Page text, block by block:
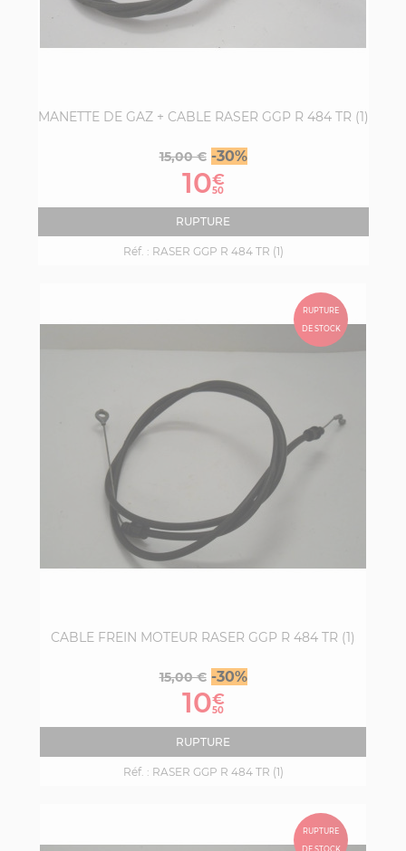
MANETTE DE GAZ + CABLE RASER GGP R 484 TR (1)
Prix
base
15,00 € -30%Prix
10€
50
RUPTURE
Réf. : RASER GGP R 484 TR (1)
CABLE FREIN MOTEUR RASER GGP R 484 TR (1)
Prix
base
15,00 € -30%Prix
10€
50
RUPTURE
Réf. : RASER GGP R 484 TR (1)
RUPTURE
DE STOCK
RUPTURE
DE STOCK